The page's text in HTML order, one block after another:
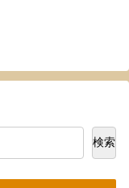
検索